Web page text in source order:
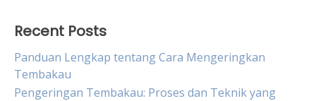
Recent Posts
Panduan Lengkap tentang Cara Mengeringkan
Tembakau
Pengeringan Tembakau: Proses dan Teknik yang